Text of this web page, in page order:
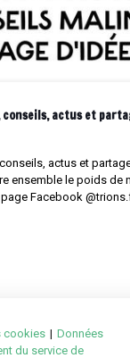
conseils, actus et
actus et
ensemble le poids de
page Facebook
cookies | Données
du service de